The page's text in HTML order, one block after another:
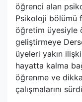
öğrenci alan
Psikoloji bölümü
öğretim üyesiyle
geliştirmeye
üyeleri yakın
hayatta kalma
öğrenme ve
çalışmalarını